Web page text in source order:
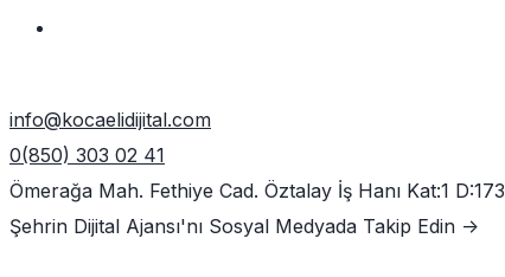
info@kocaelidijital.com
0(850) 303 02 41
Ömerağa Mah. Fethiye Cad. Öztalay İş Hanı Kat:1 D:173
Şehrin Dijital Ajansı'nı Sosyal Medyada Takip Edin ->